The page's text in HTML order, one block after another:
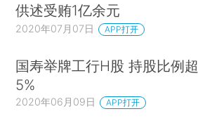
供述受贿1亿余元
2020年07月07日 APP打开
国寿举牌工行H股 持股比例超
5%
2020年06月09日 APP打开